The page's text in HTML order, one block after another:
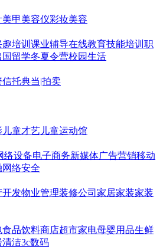
美甲 美容仪彩妆美容
趣培训 课业辅导在线教育技能培训 职
国留学冬夏令营校园生活
信托典当|拍卖
儿童才艺 儿童运动馆
络设备电子商务新媒体广告营销移动
网络安全
开发物业管理装修公司 家居家装家装
食品饮料商店超市家电母婴用品生鲜
清洁3c数码